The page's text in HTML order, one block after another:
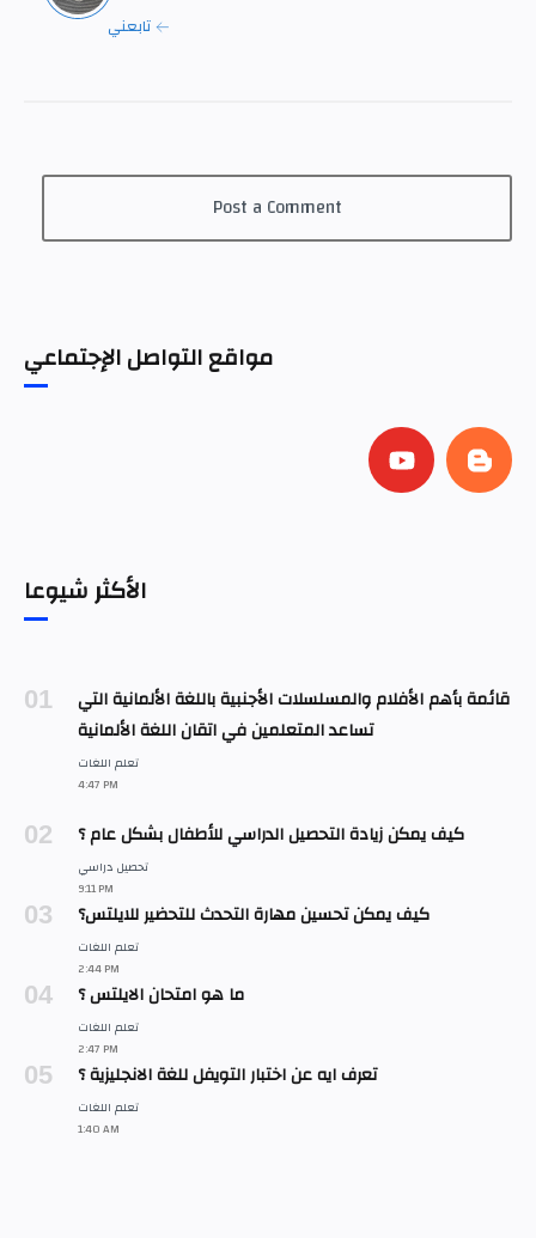
Post a Comment
مواقع التواصل الإجتماعي
الأكثر شيوعا
قائمة بأهم الأفلام والمسلسلات الأجنبية باللغة الألمانية التي
تساعد المتعلمين في اتقان اللغة الألمانية
كيف يمكن زيادة التحصيل الدراسي للأطفال بشكل عام ؟
كيف يمكن تحسين مهارة التحدث للتحضير للايلتس؟
ما هو امتحان الايلتس ؟
تعرف ايه عن اختبار التويفل للغة الانجليزية ؟